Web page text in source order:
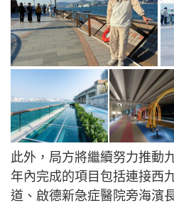
此外，局方將繼續努力推動
年內完成的項目包括連接西
道、啟德新急症醫院旁海濱